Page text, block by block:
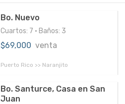
Bo. Nuevo
Cuartos: 7 • Baños: 3
$69,000 venta
Puerto Rico >> Naranjito
Bo. Santurce, Casa en San
Juan